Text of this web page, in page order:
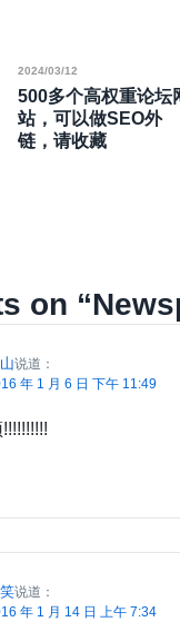
2024/03/12
500多个高权重论坛
站，可以做SEO外
链，请收藏
on “
说道：
年 1 月 6 日 下午 11:49
说道：
年 1 月 14 日 上午 7:34